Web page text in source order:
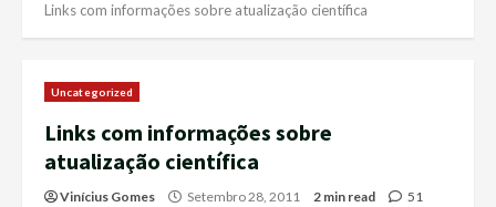
Links com informações sobre atualização científica
Uncategorized
Links com informações sobre
atualização científica
Vinícius Gomes Setembro 28, 2011 2 min read 51